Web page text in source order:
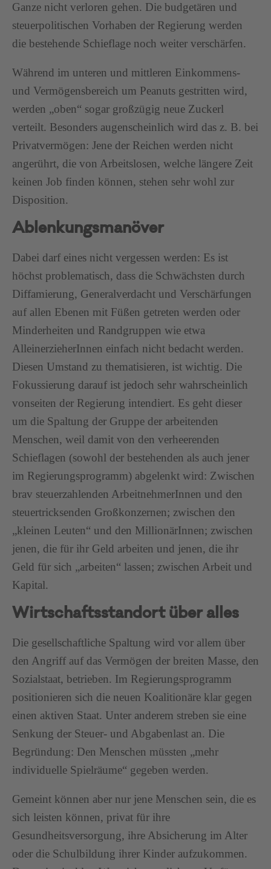
Ganze nicht verloren gehen. Die budgetären und
steuerpolitischen Vorhaben der Regierung werden
die bestehende Schieflage noch weiter verschärfen.
Während im unteren und mittleren Einkommens-
und Vermögensbereich um Peanuts gestritten wird,
werden „oben“ sogar großzügig neue Zuckerl
verteilt. Besonders augenscheinlich wird das z. B. bei
Privatvermögen: Jene der Reichen werden nicht
angerührt, die von Arbeitslosen, welche längere Zeit
keinen Job finden können, stehen sehr wohl zur
Disposition.
Ablenkungsmanöver
Dabei darf eines nicht vergessen werden: Es ist
höchst problematisch, dass die Schwächsten durch
Diffamierung, Generalverdacht und Verschärfungen
auf allen Ebenen mit Füßen getreten werden oder
Minderheiten und Randgruppen wie etwa
AlleinerzieherInnen einfach nicht bedacht werden.
Diesen Umstand zu thematisieren, ist wichtig. Die
Fokussierung darauf ist jedoch sehr wahrscheinlich
vonseiten der Regierung intendiert. Es geht dieser
um die Spaltung der Gruppe der arbeitenden
Menschen, weil damit von den verheerenden
Schieflagen (sowohl der bestehenden als auch jener
im Regierungsprogramm) abgelenkt wird: Zwischen
brav steuerzahlenden ArbeitnehmerInnen und den
steuertricksenden Großkonzernen; zwischen den
„kleinen Leuten“ und den MillionärInnen; zwischen
jenen, die für ihr Geld arbeiten und jenen, die ihr
Geld für sich „arbeiten“ lassen; zwischen Arbeit und
Kapital.
Wirtschaftsstandort über alles
Die gesellschaftliche Spaltung wird vor allem über
den Angriff auf das Vermögen der breiten Masse, den
Sozialstaat, betrieben. Im Regierungsprogramm
positionieren sich die neuen Koalitionäre klar gegen
einen aktiven Staat. Unter anderem streben sie eine
Senkung der Steuer- und Abgabenlast an. Die
Begründung: Den Menschen müssten „mehr
individuelle Spielräume“ gegeben werden.
Gemeint können aber nur jene Menschen sein, die es
sich leisten können, privat für ihre
Gesundheitsversorgung, ihre Absicherung im Alter
oder die Schulbildung ihrer Kinder aufzukommen.